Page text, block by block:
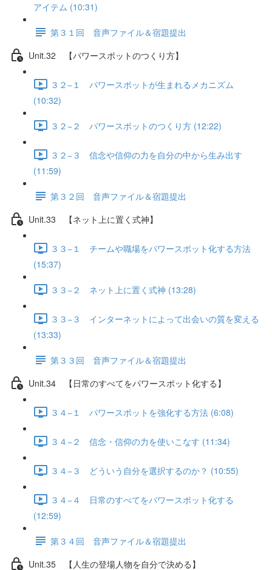
アイテム (10:31)
第３１回 音声ファイル＆宿題提出
Unit.32 【パワースポットのつくり方】
３２−１ パワースポットが生まれるメカニズム
(10:32)
３２−２ パワースポットのつくり方 (12:22)
３２−３ 信念や信仰の力を自分の中から生み出す
(11:59)
第３２回 音声ファイル＆宿題提出
Unit.33 【ネット上に置く式神】
３３−１ チームや職場をパワースポット化する方法
(15:37)
３３−２ ネット上に置く式神 (13:28)
３３−３ インターネットによって出会いの質を変える
(13:33)
第３３回 音声ファイル＆宿題提出
Unit.34 【日常のすべてをパワースポット化する】
３４−１ パワースポットを強化する方法 (6:08)
３４−２ 信念・信仰の力を使いこなす (11:34)
３４−３ どういう自分を選択するのか？ (10:55)
３４−４ 日常のすべてをパワースポット化する
(12:59)
第３４回 音声ファイル＆宿題提出
Unit.35 【人生の登場人物を自分で決める】